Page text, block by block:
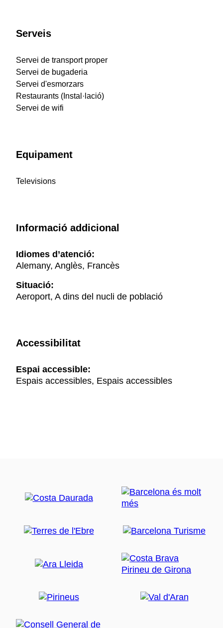
Serveis
Servei de transport proper
Servei de bugaderia
Servei d'esmorzars
Restaurants (Instal·lació)
Servei de wifi
Equipament
Televisions
Informació addicional
Idiomes d’atenció:
Alemany, Anglès, Francès
Situació:
Aeroport, A dins del nucli de població
Accessibilitat
Espai accessible:
Espais accessibles, Espais accessibles